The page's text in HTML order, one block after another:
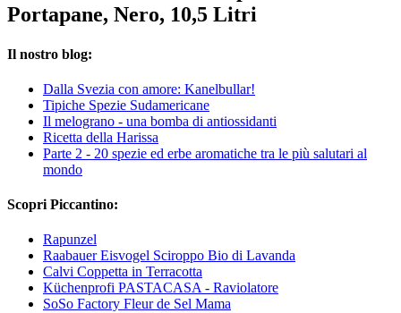
Portapane, Nero, 10,5 Litri
Il nostro blog:
Dalla Svezia con amore: Kanelbullar!
Tipiche Spezie Sudamericane
Il melograno - una bomba di antiossidanti
Ricetta della Harissa
Parte 2 - 20 spezie ed erbe aromatiche tra le più salutari al
mondo
Scopri Piccantino:
Rapunzel
Raabauer Eisvogel Sciroppo Bio di Lavanda
Calvi Coppetta in Terracotta
Küchenprofi PASTACASA - Raviolatore
SoSo Factory Fleur de Sel Mama